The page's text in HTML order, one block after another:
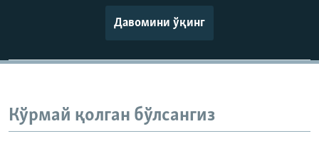
Давомини ўқинг
Кўрмай қолган бўлсангиз